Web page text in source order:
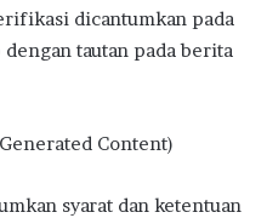
dicantumkan pada
tautan pada berita
Content)
syarat dan ketentuan